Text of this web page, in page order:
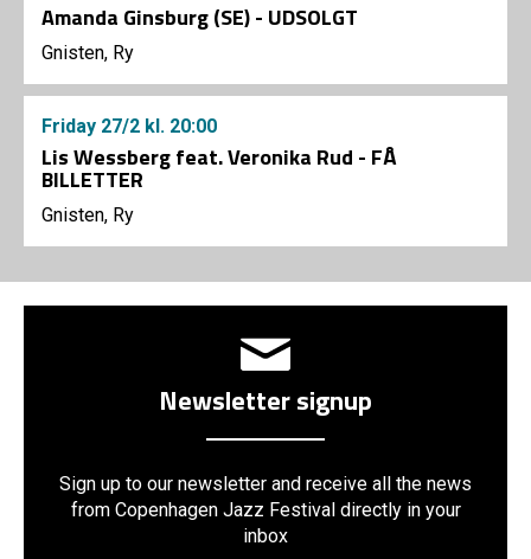
Amanda Ginsburg (SE) - UDSOLGT
Gnisten, Ry
Friday 27/2 kl. 20:00
Lis Wessberg feat. Veronika Rud - FÅ
BILLETTER
Gnisten, Ry
Newsletter signup
Sign up to our newsletter and receive all the news
from Copenhagen Jazz Festival directly in your
inbox